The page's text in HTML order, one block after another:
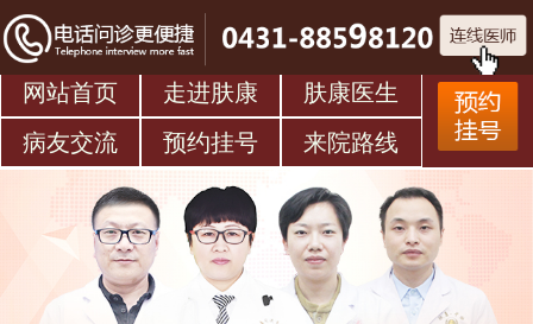
网站首页 走进肤康
肤康医生
病友交流
预约挂号 来院路线